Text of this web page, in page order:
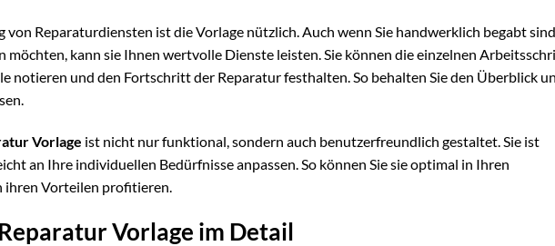
Reparaturdiensten ist die Vorlage nützlich. Auch wenn Sie handwerklich begabt sind
möchten, kann sie Ihnen wertvolle Dienste leisten. Sie können die einzelnen
notieren und den Fortschritt der Reparatur festhalten. So behalten Sie den Überblick
Vorlage ist nicht nur funktional, sondern auch benutzerfreundlich gestaltet. Sie ist
an Ihre individuellen Bedürfnisse anpassen. So können Sie sie optimal in Ihren
ihren Vorteilen profitieren.
Vorlage im Detail